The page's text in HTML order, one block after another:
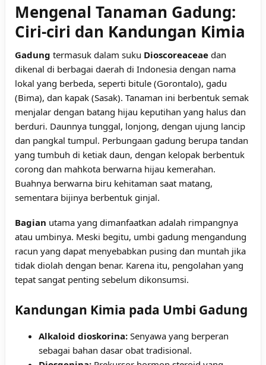
Mengenal Tanaman Gadung:
Ciri-ciri dan Kandungan Kimia
Gadung termasuk dalam suku Dioscoreaceae dan
dikenal di berbagai daerah di Indonesia dengan nama
lokal yang berbeda, seperti bitule (Gorontalo), gadu
(Bima), dan kapak (Sasak). Tanaman ini berbentuk semak
menjalar dengan batang hijau keputihan yang halus dan
berduri. Daunnya tunggal, lonjong, dengan ujung lancip
dan pangkal tumpul. Perbungaan gadung berupa tandan
yang tumbuh di ketiak daun, dengan kelopak berbentuk
corong dan mahkota berwarna hijau kemerahan.
Buahnya berwarna biru kehitaman saat matang,
sementara bijinya berbentuk ginjal.
Bagian utama yang dimanfaatkan adalah rimpangnya
atau umbinya. Meski begitu, umbi gadung mengandung
racun yang dapat menyebabkan pusing dan muntah jika
tidak diolah dengan benar. Karena itu, pengolahan yang
tepat sangat penting sebelum dikonsumsi.
Kandungan Kimia pada Umbi Gadung
Alkaloid dioskorina: Senyawa yang berperan
sebagai bahan dasar obat tradisional.